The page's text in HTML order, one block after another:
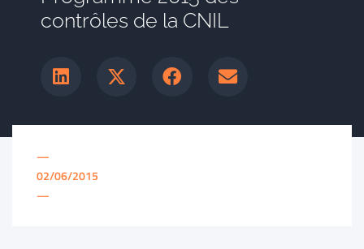
contrôles de la CNIL
—
02/06/2015
—